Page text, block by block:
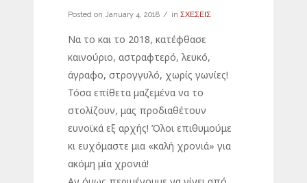
Posted on January 4, 2018 in ΣΧΕΣΕΙΣ
Να το και το 2018, κατέφθασε
καινούριο, αστραφτερό, λευκό,
άγραφο, στρογγυλό, χωρίς γωνίες!
Τόσα επίθετα μαζεμένα να το
στολίζουν, μας προδιαθέτουν
ευνοϊκά εξ αρχής! Όλοι επιθυμούμε
κι ευχόμαστε μια «καλή χρονιά» για
ακόμη μία χρονιά!